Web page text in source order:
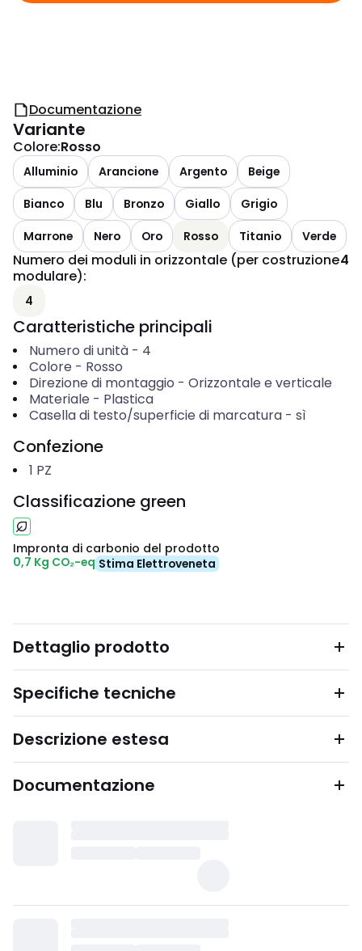
Documentazione
Variante
Colore:Rosso
Alluminio Arancione Argento
Beige
Bianco
Blu Bronzo Giallo
Grigio
Marrone
Nero Oro Rosso Titanio Verde
Numero dei moduli in orizzontale (per costruzione
modulare):
4
4
Caratteristiche principali
Numero di unità- 4
Colore - Rosso
Direzione di montaggio - Orizzontale e verticale
Materiale - Plastica
Casella di testo/superficie di marcatura- sì
Confezione
1 PZ
Classificazione green
Impronta di carbonio del prodotto
0,7 Kg CO₂-eq Stima Elettroveneta
Dettaglio prodotto
Specifiche tecniche
Descrizione estesa
Documentazione